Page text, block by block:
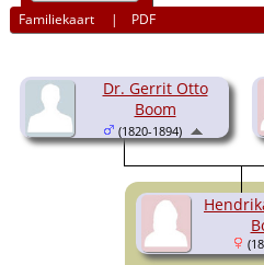
Familiekaart | PDF
Dr. Gerrit Otto
Boom
(1820-1894)